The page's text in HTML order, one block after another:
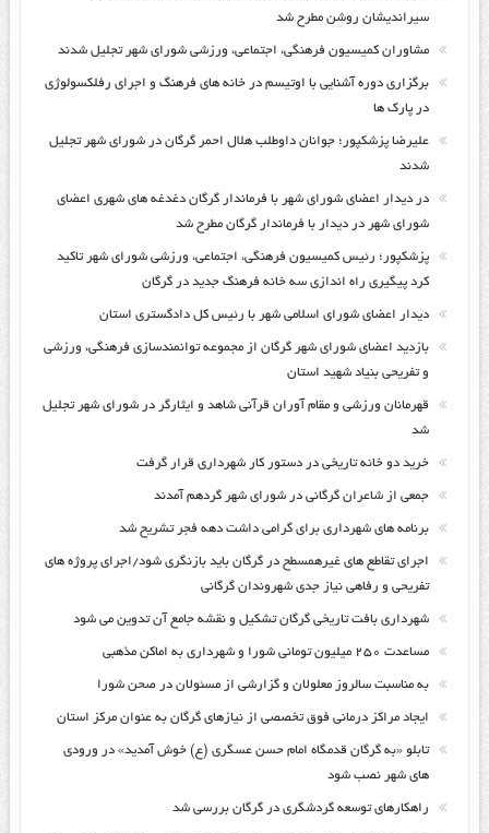
سیراندیشان روشن مطرح شد
مشاوران کمیسیون فرهنگی، اجتماعی، ورزشی شورای شهر تجلیل شدند
برگزاری دوره آشنایی با اوتیسم در خانه های فرهنگ و اجرای رفلکسولوژی
در پارک ها
علیرضا پزشکپور؛ جوانان داوطلب هلال احمر گرگان در شورای شهر تجلیل
شدند
در دیدار اعضای شورای شهر با فرماندار گرگان دغدغه های شهری اعضای
شورای شهر در دیدار با فرماندار گرگان مطرح شد
پزشکپور؛ رئیس کمیسیون فرهنگی، اجتماعی، ورزشی شورای شهر تاکید
کرد پیگیری راه اندازی سه خانه فرهنگ جدید در گرگان
دیدار اعضای شورای اسلامی شهر با رئیس کل دادگستری استان
بازدید اعضای شورای شهر گرگان از مجموعه توانمندسازی فرهنگی، ورزشی
و تفریحی بنیاد شهید استان
قهرمانان ورزشی و مقام آوران قرآنی شاهد و ایثارگر در شورای شهر تجلیل
شد
خرید دو خانه تاریخی در دستور کار شهرداری قرار گرفت
جمعی از شاعران گرگانی در شورای شهر گردهم آمدند
برنامه های شهرداری برای گرامی داشت دهه فجر تشریح شد
اجرای تقاطع های غیرهمسطح در گرگان باید بازنگری شود/اجرای پروژه های
تفریحی و رفاهی نیاز جدی شهروندان گرگانی
شهرداری بافت تاریخی گرگان تشکیل و نقشه جامع آن تدوین می شود
مساعدت ۲۵۰ میلیون تومانی شورا و شهرداری به اماکن مذهبی
به مناسبت سالروز معلولان و گزارشی از مسئولان در صحن شورا
ایجاد مراکز درمانی فوق تخصصی از نیازهای گرگان به عنوان مرکز استان
تابلو «به گرگان قدمگاه امام حسن عسگری (ع) خوش آمدید» در ورودی
های شهر نصب شود
راهکارهای توسعه گردشگری در گرگان بررسی شد